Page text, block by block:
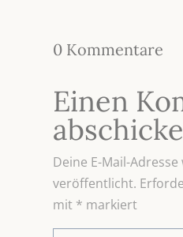
0 Kommentare
Einen
Deine E-Mail-
veröffentlicht.
mit * markiert